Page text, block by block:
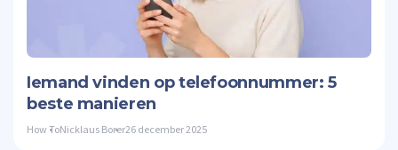
Iemand vinden op telefoonnummer: 5
beste manieren
How ToNicklaus Borer26 december 2025